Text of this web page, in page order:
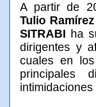
A partir de
Tulio
SITRABI ha
dirigentes y
cuales en
principales